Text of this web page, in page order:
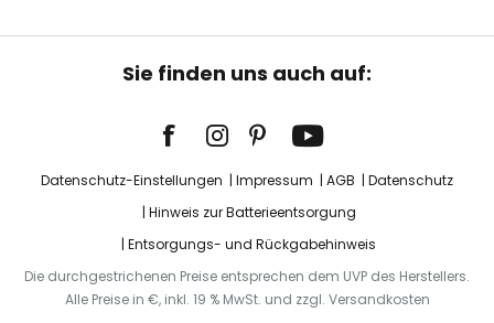
Sie finden uns auch auf:
Datenschutz-Einstellungen Impressum AGB
Datenschutz
Hinweis zur Batterieentsorgung
Entsorgungs- und Rückgabehinweis
Die durchgestrichenen Preise entsprechen dem UVP des Herstellers.
Alle Preise in €, inkl. 19 % MwSt. und zzgl. Versandkosten